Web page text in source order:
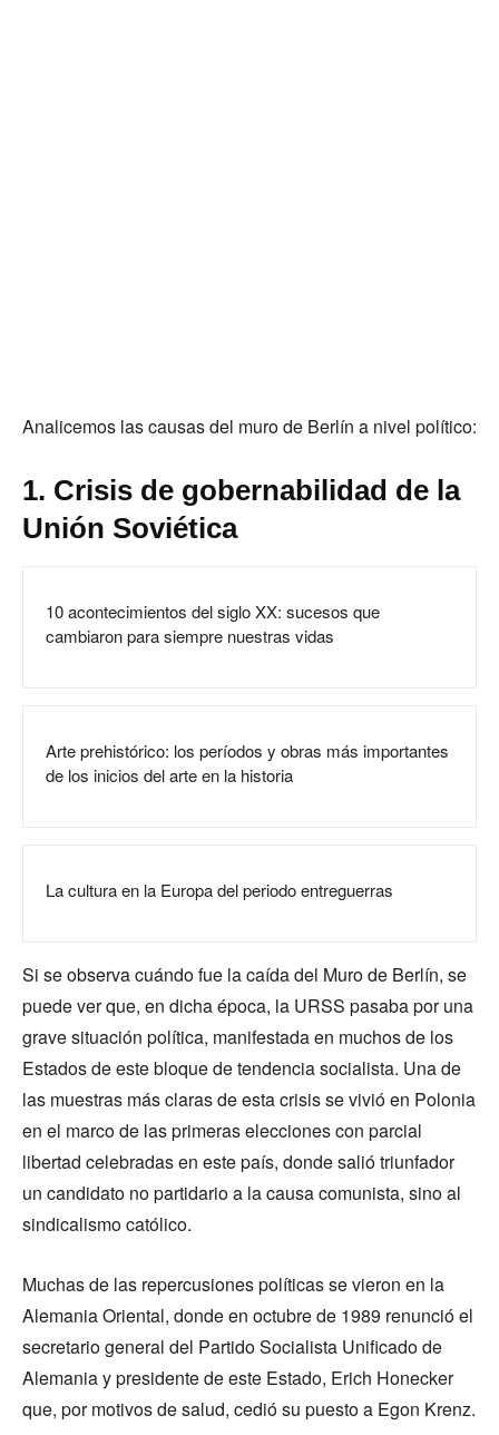
Analicemos las causas del muro de Berlín a nivel político:
1. Crisis de gobernabilidad de la
Unión Soviética
10 acontecimientos del siglo XX: sucesos que
cambiaron para siempre nuestras vidas
Arte prehistórico: los períodos y obras más importantes
de los inicios del arte en la historia
La cultura en la Europa del periodo entreguerras
Si se observa cuándo fue la caída del Muro de Berlín, se
puede ver que, en dicha época, la URSS pasaba por una
grave situación política, manifestada en muchos de los
Estados de este bloque de tendencia socialista. Una de
las muestras más claras de esta crisis se vivió en Polonia
en el marco de las primeras elecciones con parcial
libertad celebradas en este país, donde salió triunfador
un candidato no partidario a la causa comunista, sino al
sindicalismo católico.
Muchas de las repercusiones políticas se vieron en la
Alemania Oriental, donde en octubre de 1989 renunció el
secretario general del Partido Socialista Unificado de
Alemania y presidente de este Estado, Erich Honecker
que, por motivos de salud, cedió su puesto a Egon Krenz.